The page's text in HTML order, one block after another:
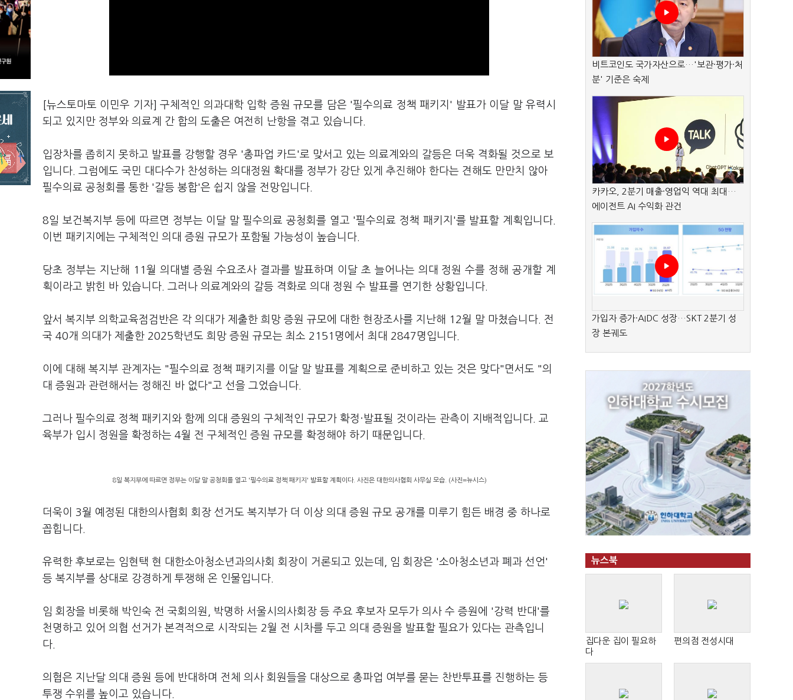
[뉴스토마토 이민우 기자] 구체적인 의과대학 입학 증원 규모를 담은 '필수의료 정책 패키지' 발표가 이달 말 유력시
되고 있지만 정부와 의료계 간 합의 도출은 여전히 난항을 겪고 있습니다.
입장차를 좁히지 못하고 발표를 강행할 경우 '총파업 카드'로 맞서고 있는 의료계와의 갈등은 더욱 격화될 것으로 보
입니다. 그럼에도 국민 대다수가 찬성하는 의대정원 확대를 정부가 강단 있게 추진해야 한다는 견해도 만만치 않아
필수의료 공청회를 통한 '갈등 봉합'은 쉽지 않을 전망입니다.
8일 보건복지부 등에 따르면 정부는 이달 말 필수의료 공청회를 열고 '필수의료 정책 패키지'를 발표할 계획입니다.
이번 패키지에는 구체적인 의대 증원 규모가 포함될 가능성이 높습니다.
당초 정부는 지난해 11월 의대별 증원 수요조사 결과를 발표하며 이달 초 늘어나는 의대 정원 수를 정해 공개할 계
획이라고 밝힌 바 있습니다. 그러나 의료계와의 갈등 격화로 의대 정원 수 발표를 연기한 상황입니다.
앞서 복지부 의학교육점검반은 각 의대가 제출한 희망 증원 규모에 대한 현장조사를 지난해 12월 말 마쳤습니다. 전
국 40개 의대가 제출한 2025학년도 희망 증원 규모는 최소 2151명에서 최대 2847명입니다.
이에 대해 복지부 관계자는 "필수의료 정책 패키지를 이달 말 발표를 계획으로 준비하고 있는 것은 맞다"면서도 "의
대 증원과 관련해서는 정해진 바 없다"고 선을 그었습니다.
그러나 필수의료 정책 패키지와 함께 의대 증원의 구체적인 규모가 확정·발표될 것이라는 관측이 지배적입니다. 교
육부가 입시 정원을 확정하는 4월 전 구체적인 증원 규모를 확정해야 하기 때문입니다.
8일 복지부에 따르면 정부는 이달 말 공청회를 열고 '필수의료 정책 패키지' 발표할 계획이다. 사진은 대한의사협회 사무실 모습. (사진=뉴시스)
더욱이 3월 예정된 대한의사협회 회장 선거도 복지부가 더 이상 의대 증원 규모 공개를 미루기 힘든 배경 중 하나로
꼽힙니다.
유력한 후보로는 임현택 현 대한소아청소년과의사회 회장이 거론되고 있는데, 임 회장은 '소아청소년과 폐과 선언'
등 복지부를 상대로 강경하게 투쟁해 온 인물입니다.
임 회장을 비롯해 박인숙 전 국회의원, 박명하 서울시의사회장 등 주요 후보자 모두가 의사 수 증원에 '강력 반대'를
천명하고 있어 의협 선거가 본격적으로 시작되는 2월 전 시차를 두고 의대 증원을 발표할 필요가 있다는 관측입니
다.
의협은 지난달 의대 증원 등에 반대하며 전체 의사 회원들을 대상으로 총파업 여부를 묻는 찬반투표를 진행하는 등
투쟁 수위를 높이고 있습니다.
비트코인도 국가자산으로…'보관·평가·처
분' 기준은 숙제
카카오, 2분기 매출·영업익 역대 최대…
에이전트 AI 수익화 관건
가입자 증가·AIDC 성장…SKT 2분기 성
장 본궤도
뉴스북
집다운 집이 필요하
다
편의점 전성시대